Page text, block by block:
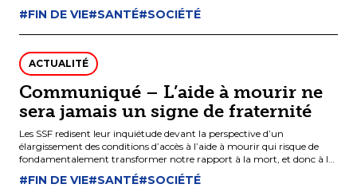
#FIN DE VIE#SANTÉ#SOCIÉTÉ
ACTUALITÉ
Communiqué – L’aide à mourir ne
sera jamais un signe de fraternité
Les SSF redisent leur inquiétude devant la perspective d’un
élargissement des conditions d’accès à l’aide à mourir qui risque de
fondamentalement transformer notre rapport à la mort, et donc à la
vie, notamment pour les personnes en situations de vulnérabilité.
#FIN DE VIE#SANTÉ#SOCIÉTÉ